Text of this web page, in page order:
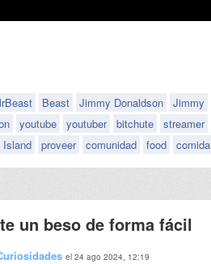
Beast Jimmy Donaldson Jimmy
youtube youtuber bitchute streamer
Island proveer comunidad food comida
un beso de forma fácil
el 24 ago 2024, 12:19